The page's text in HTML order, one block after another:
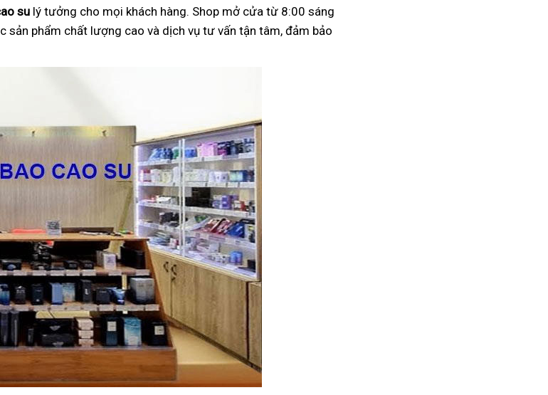
su lý tưởng cho mọi khách hàng. Shop mở cửa từ 8:00 sáng
phẩm chất lượng cao và dịch vụ tư vấn tận tâm, đảm bảo